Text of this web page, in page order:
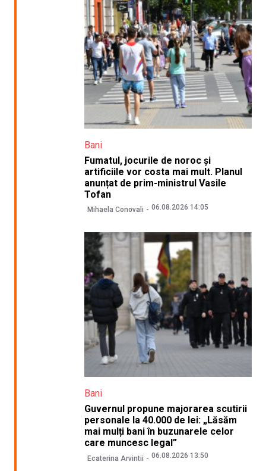
Bani
Fumatul, jocurile de noroc și
artificiile vor costa mai mult. Planul
anunțat de prim-ministrul Vasile
Tofan
Mihaela Conovali 06.08.2026 14:05
Bani
Guvernul propune majorarea scutirii
personale la 40.000 de lei: „Lăsăm
mai mulți bani în buzunarele celor
care muncesc legal”
Ecaterina Arvintii 06.08.2026 13:50